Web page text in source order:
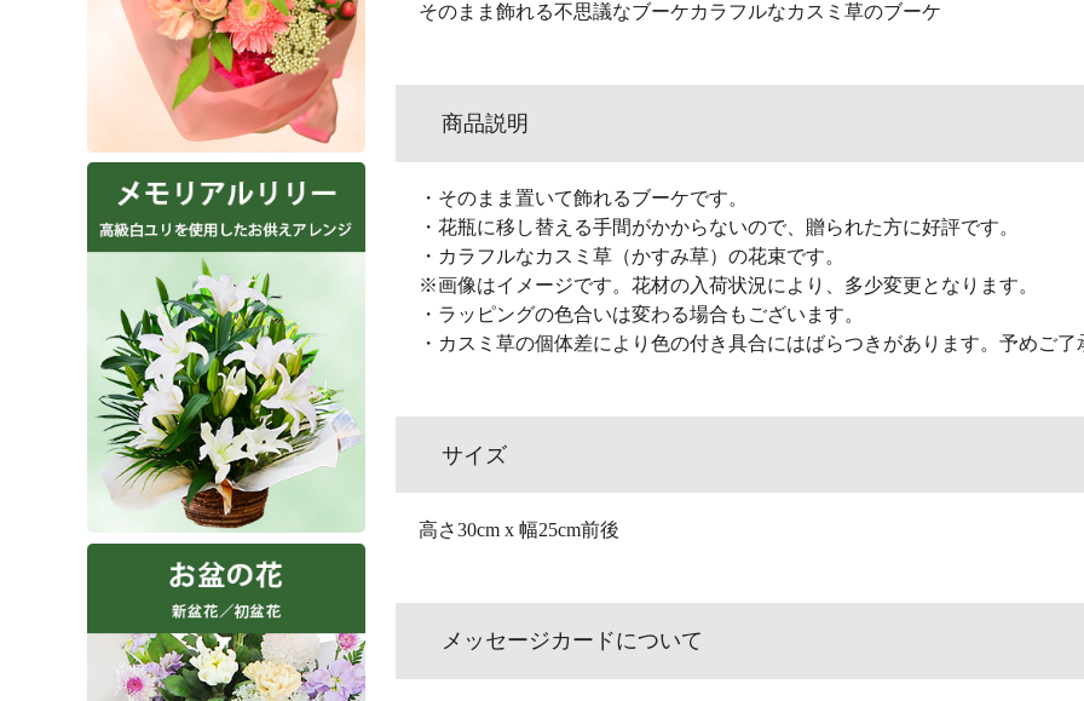
そのまま飾れる不思議なブーケカラフルなカスミ草のブーケ
商品説明
・そのまま置いて飾れるブーケです。
・花瓶に移し替える手間がかからないので、贈られた方に好評です。
・カラフルなカスミ草（かすみ草）の花束です。
※画像はイメージです。花材の入荷状況により、多少変更となります。
・ラッピングの色合いは変わる場合もございます。
・カスミ草の個体差により色の付き具合にはばらつきがあります。予めご了
サイズ
高さ30cm x 幅25cm前後
メッセージカードについて